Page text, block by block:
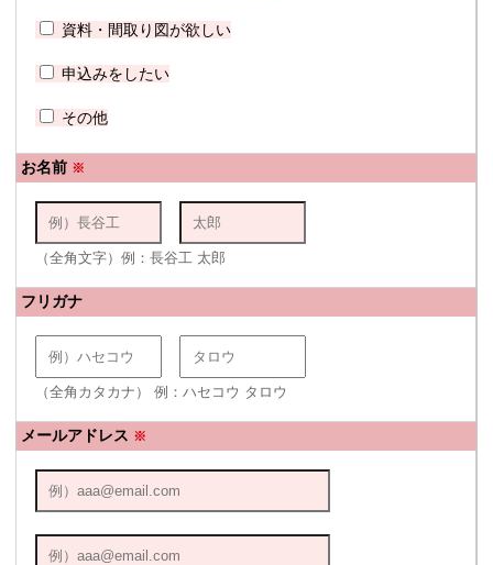
資料・間取り図が欲しい
申込みをしたい
その他
お名前 ※
（全角文字）例：長谷工 太郎
フリガナ
（全角カタカナ） 例：ハセコウ タロウ
メールアドレス ※